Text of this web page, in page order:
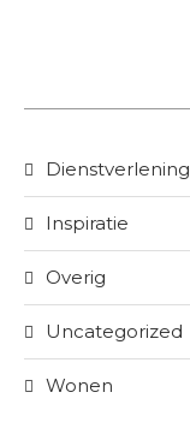
Dienstverlening
Inspiratie
Overig
Uncategorized
Wonen